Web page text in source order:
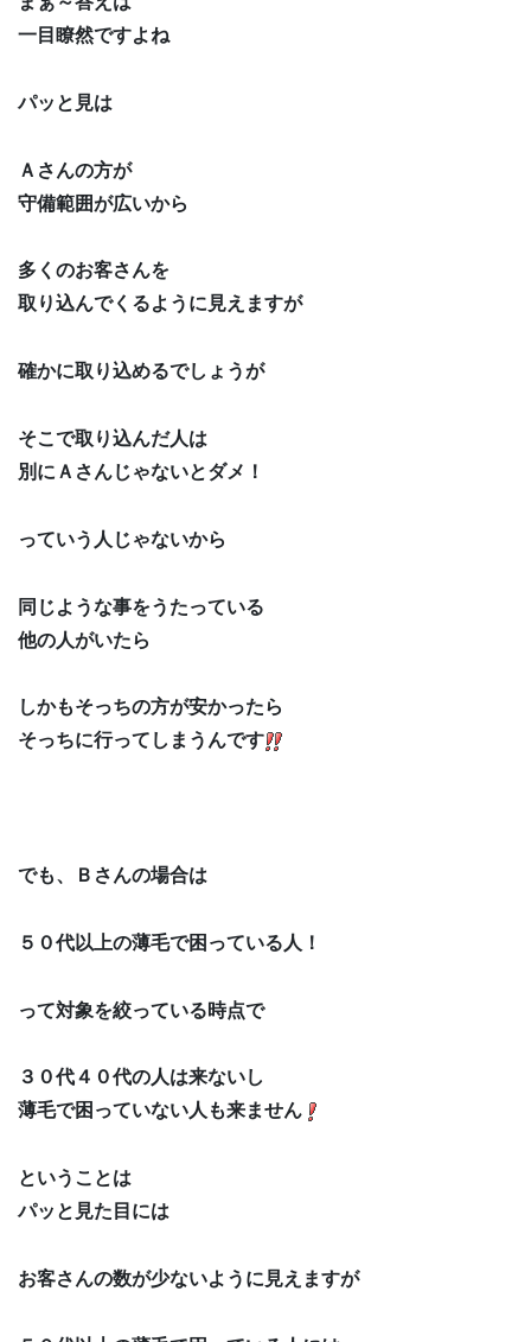
一目瞭然ですよね
パッと見は
Ａさんの方が
守備範囲が広いから
多くのお客さんを
取り込んでくるように見えますが
確かに取り込めるでしょうが
そこで取り込んだ人は
別にＡさんじゃないとダメ！
っていう人じゃないから
同じような事をうたっている
他の人がいたら
しかもそっちの方が安かったら
そっちに行ってしまうんです
でも、Ｂさんの場合は
５０代以上の薄毛で困っている人！
って対象を絞っている時点で
３０代４０代の人は来ないし
薄毛で困っていない人も来ません
ということは
パッと見た目には
お客さんの数が少ないように見えますが